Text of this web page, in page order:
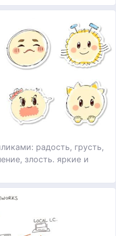
радость, грусть,
злость. яркие и